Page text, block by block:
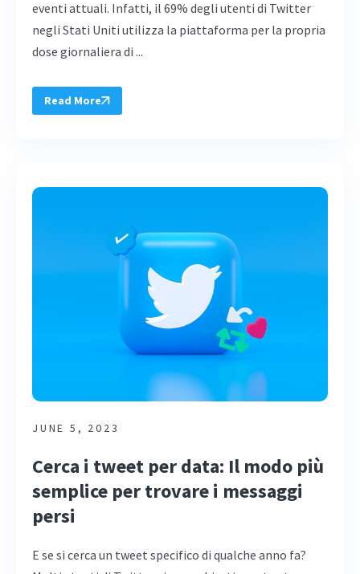
eventi attuali. Infatti, il 69% degli utenti di Twitter
negli Stati Uniti utilizza la piattaforma per la propria
dose giornaliera di ...
Read More
JUNE 5, 2023
Cerca i tweet per data: Il modo più
semplice per trovare i messaggi
persi
E se si cerca un tweet specifico di qualche anno fa?